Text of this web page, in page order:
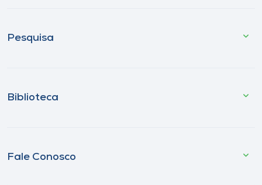
Pesquisa
Biblioteca
Fale Conosco